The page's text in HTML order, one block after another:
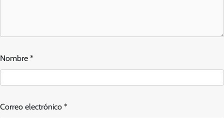
Nombre *
Correo electrónico *